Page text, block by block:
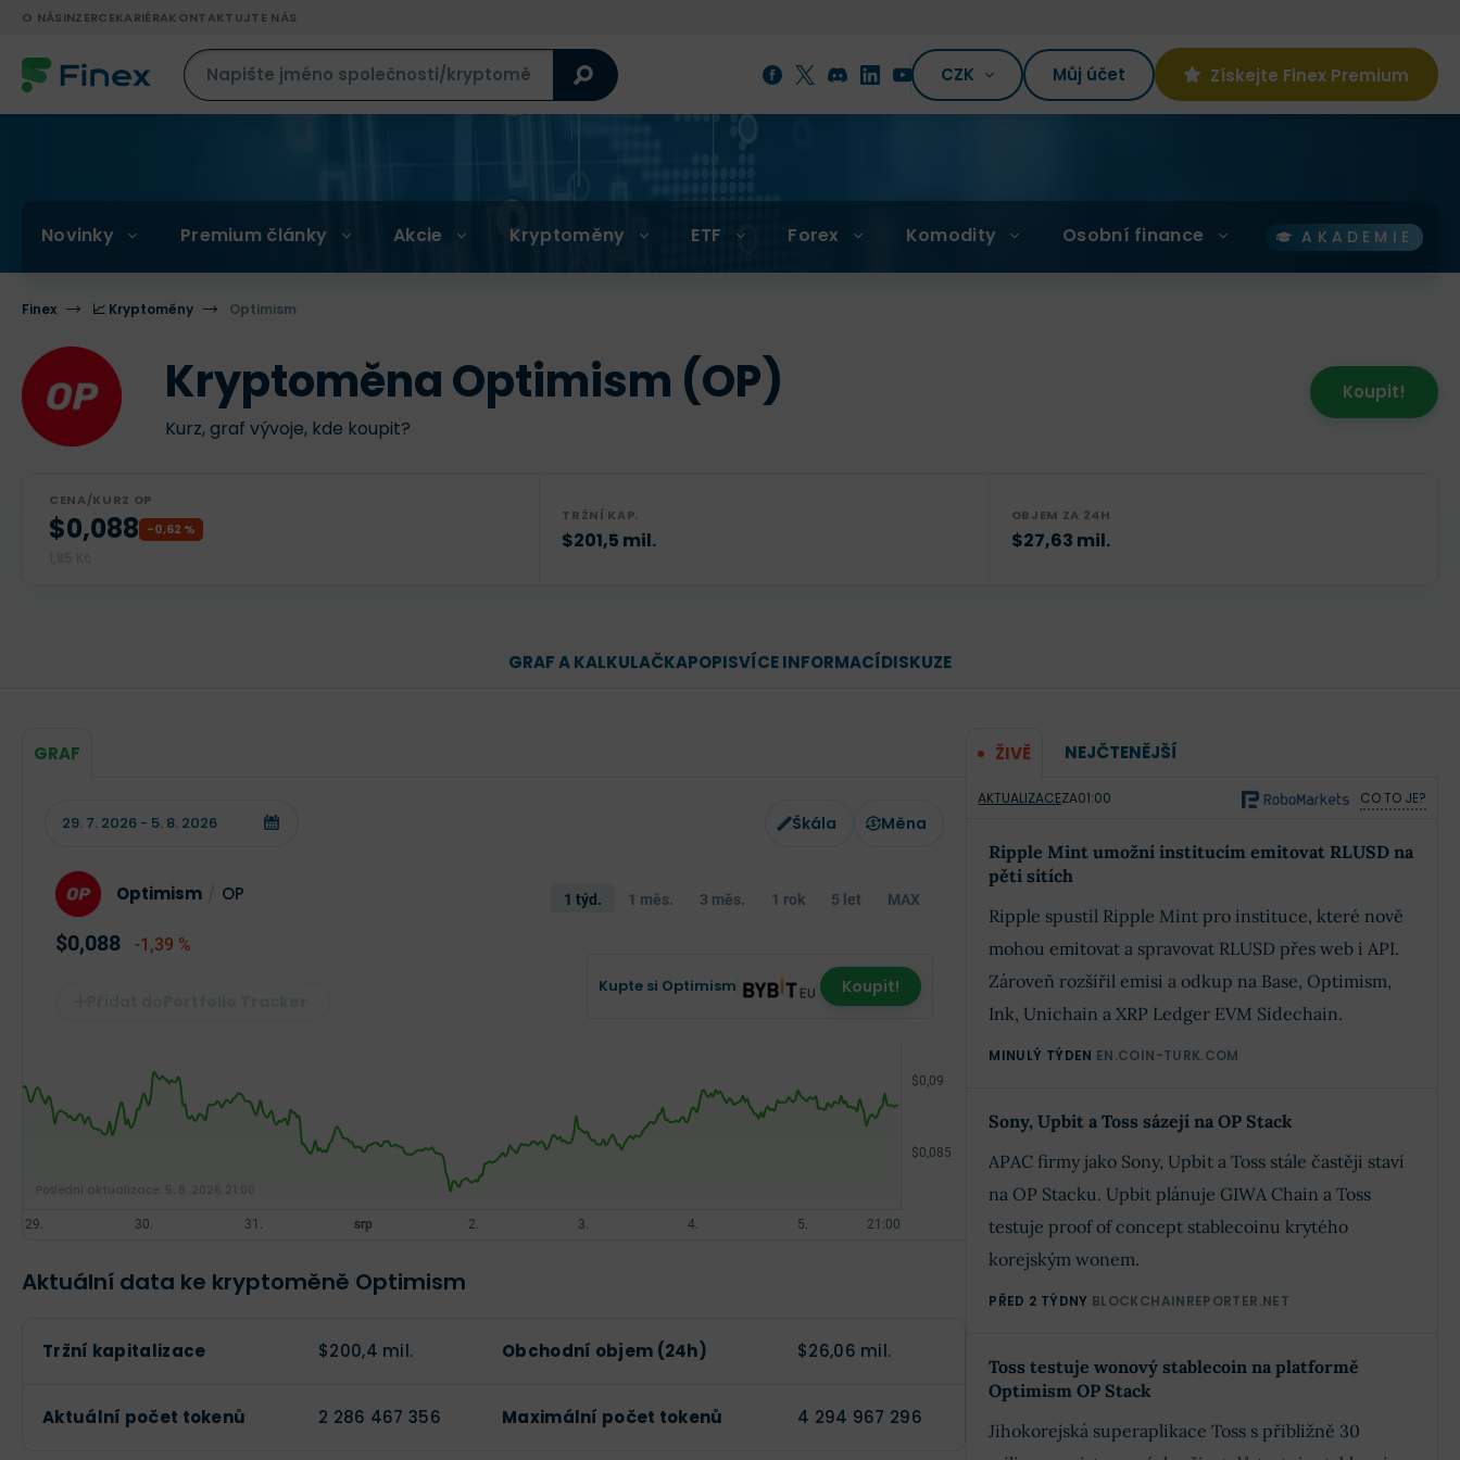
O NÁSINZERCEKARIÉRAKONTAKTUJTE NÁS
CZK Můj účet Získejte Finex Premium
Novinky Premium články Akcie Kryptoměny ETF Forex Komodity Osobní finance AKADEMIE
Finex 📈 Kryptoměny Optimism
Kryptoměna Optimism (OP)
Kurz, graf vývoje, kde koupit?
Koupit!
CENA/KURZ OP
$0,088 -0,62 %
TRŽNÍ KAP.
$201,5 mil.
OBJEM ZA 24H
$27,63 mil.
GRAF A KALKULAČKAPOPISVÍCE INFORMACÍDISKUZE
GRAF
Škála Měna
Optimism OP
$0,088 -1,39 %
1 týd. 1 měs. 3 měs. 1 rok 5 let MAX
Kupte si Optimism Koupit!
Aktuální data ke kryptoměně Optimism
Tržní kapitalizace $200,4 mil. Obchodní objem (24h) $26,06 mil.
Aktuální počet tokenů 2 286 467 356 Maximální počet tokenů 4 294 967 296
ŽIVĚ NEJČTENĚJŠÍ
AKTUALIZACEZA01:00 CO TO JE?
Ripple Mint umožní institucím emitovat RLUSD na
pěti sítích
Ripple spustil Ripple Mint pro instituce, které nově
mohou emitovat a spravovat RLUSD přes web i API.
Zároveň rozšířil emisi a odkup na Base, Optimism,
Ink, Unichain a XRP Ledger EVM Sidechain.
MINULÝ TÝDEN EN.COIN-TURK.COM
Sony, Upbit a Toss sázejí na OP Stack
APAC firmy jako Sony, Upbit a Toss stále častěji staví
na OP Stacku. Upbit plánuje GIWA Chain a Toss
testuje proof of concept stablecoinu krytého
korejským wonem.
PŘED 2 TÝDNY BLOCKCHAINREPORTER.NET
Toss testuje wonový stablecoin na platformě
Optimism OP Stack
Jihokorejská superaplikace Toss s přibližně 30